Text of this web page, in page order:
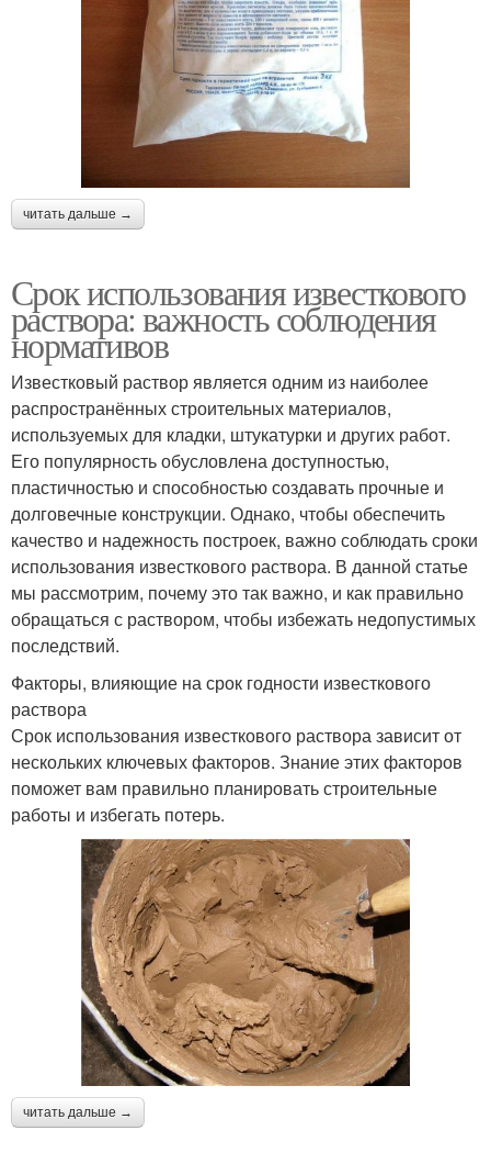
читать дальше →
Срок использования известкового
раствора: важность соблюдения
нормативов
Известковый раствор является одним из наиболее
распространённых строительных материалов,
используемых для кладки, штукатурки и других работ.
Его популярность обусловлена доступностью,
пластичностью и способностью создавать прочные и
долговечные конструкции. Однако, чтобы обеспечить
качество и надежность построек, важно соблюдать сроки
использования известкового раствора. В данной статье
мы рассмотрим, почему это так важно, и как правильно
обращаться с раствором, чтобы избежать недопустимых
последствий.
Факторы, влияющие на срок годности известкового
раствора
Срок использования известкового раствора зависит от
нескольких ключевых факторов. Знание этих факторов
поможет вам правильно планировать строительные
работы и избегать потерь.
читать дальше →